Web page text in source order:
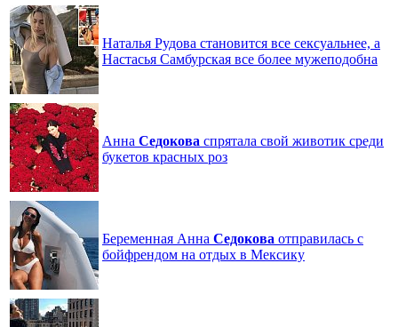
Наталья Рудова становится все сексуальнее, а
Настасья Самбурская все более мужеподобна
Анна Седокова спрятала свой животик среди
букетов красных роз
Беременная Анна Седокова отправилась с
бойфрендом на отдых в Мексику